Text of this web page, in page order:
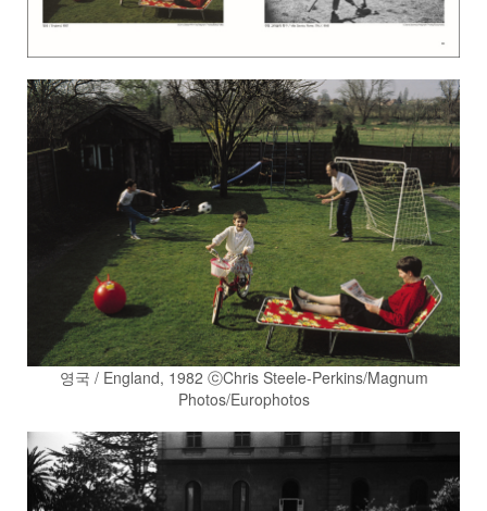
영국 / England, 1982 ⓒChris Steele-Perkins/Magnum
Photos/Europhotos